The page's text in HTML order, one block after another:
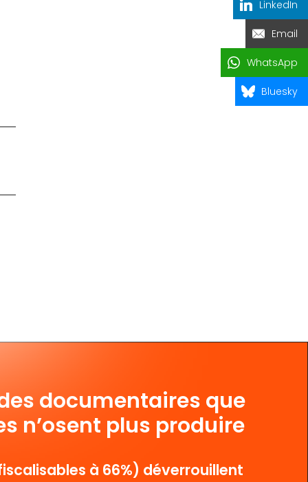
documentaires que
n’osent plus produire
à 66%) déverrouillent
LinkedIn
Email
WhatsApp
Bluesky